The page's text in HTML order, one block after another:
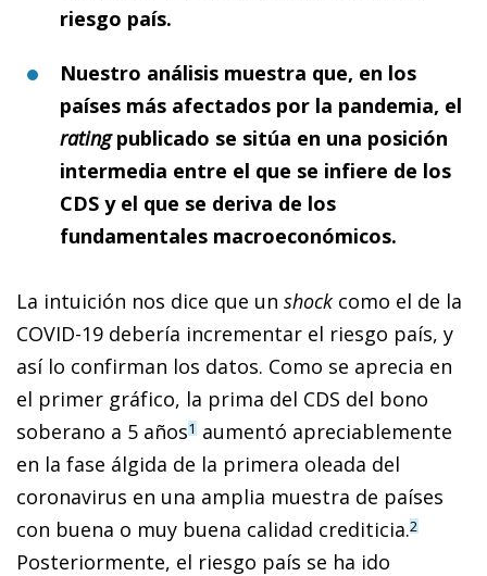
riesgo país.
Nuestro análisis muestra que, en los
países más afectados por la pandemia, el
rating publicado se sitúa en una posición
intermedia entre el que se infiere de los
CDS y el que se deriva de los
fundamentales macroeconómicos.
La intuición nos dice que un shock como el de la
COVID-19 debería incrementar el riesgo país, y
así lo confirman los datos. Como se aprecia en
el primer gráfico, la prima del CDS del bono
soberano a 5 años1 aumentó apreciablemente
en la fase álgida de la primera oleada del
coronavirus en una amplia muestra de países
con buena o muy buena calidad crediticia.2
Posteriormente, el riesgo país se ha ido